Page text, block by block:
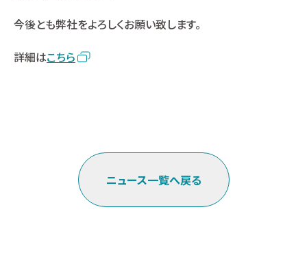
今後とも弊社をよろしくお願い致します。
詳細はこちら
ニュース一覧へ戻る